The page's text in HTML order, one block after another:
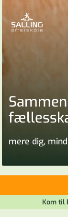
main
content
mere dig,
Kom til